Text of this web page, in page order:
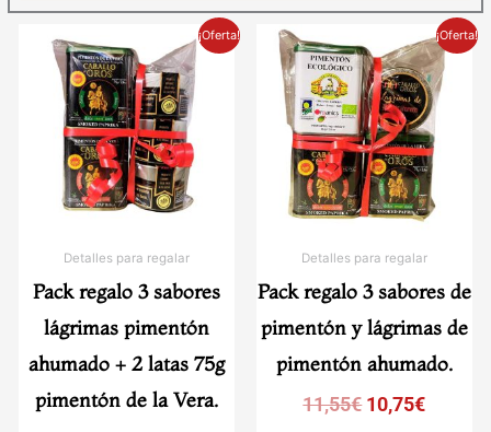
¡Oferta!
Detalles para regalar
Pack regalo 3 sabores
lágrimas pimentón
ahumado + 2 latas 75g
pimentón de la Vera.
precio
original
era:
19,60€.
El
precio
actual
es:
18,55€.
¡Oferta!
Detalles para regalar
Pack regalo 3 sabores de
pimentón y lágrimas de
pimentón ahumado.
11,55€
precio
original
era:
11,55€.
10,75€
El
precio
actual
es:
10,75€.